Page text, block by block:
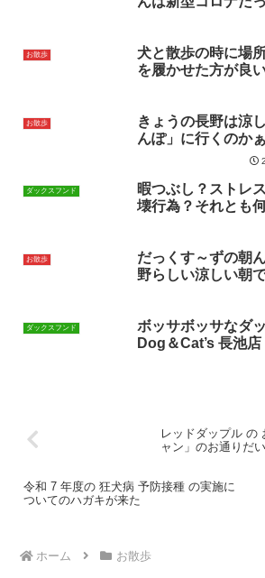
お散歩
犬と散歩の時に場
を履かせた方が良
お散歩
きょうの長野は涼
んぽ」に行くのか
ダックスフンド
暇つぶし？ストレ
壊行為？それとも
お散歩
だっくす～ずの朝
野らしい涼しい朝
ダックスフンド
ボッサボッサなダ
Dog＆Cat’s 長池店
レッドダップル の
ャン」のお通りだい
令和 7 年度の 狂犬病 予防接種 の実施に
ついてのハガキが来た
ホーム お散歩